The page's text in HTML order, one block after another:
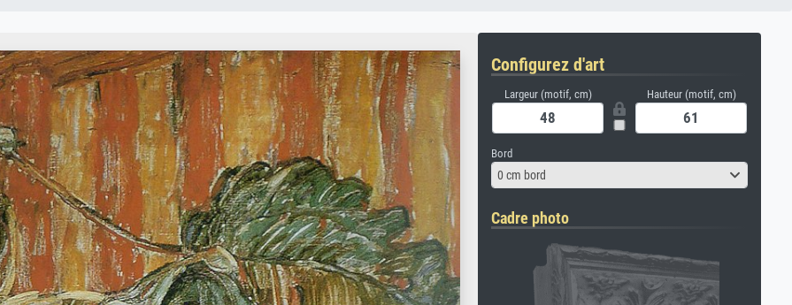
Configurez d'art
Largeur (motif, cm) Hauteur (motif, cm)
Bord
0 cm bord
Cadre photo